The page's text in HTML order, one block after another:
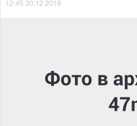
12:45 30.12.2019